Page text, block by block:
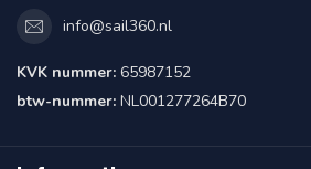
info@sail360.nl
KVK nummer: 65987152
btw-nummer: NL001277264B70